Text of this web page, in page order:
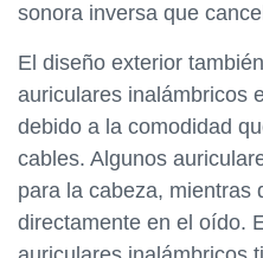
sonora inversa que
El diseño exterior
auriculares inalámbricos
debido a la comodidad
cables. Algunos
para la cabeza, mientras
directamente en el oído.